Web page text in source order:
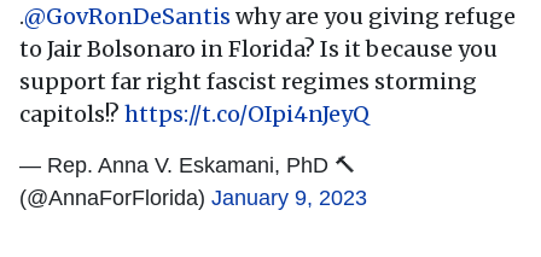
.@GovRonDeSantis why are you giving refuge
to Jair Bolsonaro in Florida? Is it because you
support far right fascist regimes storming
capitols!? https://t.co/OIpi4nJeyQ
— Rep. Anna V. Eskamani, PhD 🔨
(@AnnaForFlorida) January 9, 2023